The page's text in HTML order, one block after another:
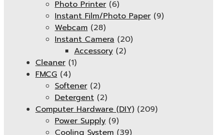
Photo Printer (6)
Instant Film/Photo Paper (9)
Webcam (28)
Instant Camera (20)
Accessory (2)
Cleaner (1)
FMCG (4)
Softener (2)
Detergent (2)
Computer Hardware (DIY) (209)
Power Supply (9)
Cooling System (39)